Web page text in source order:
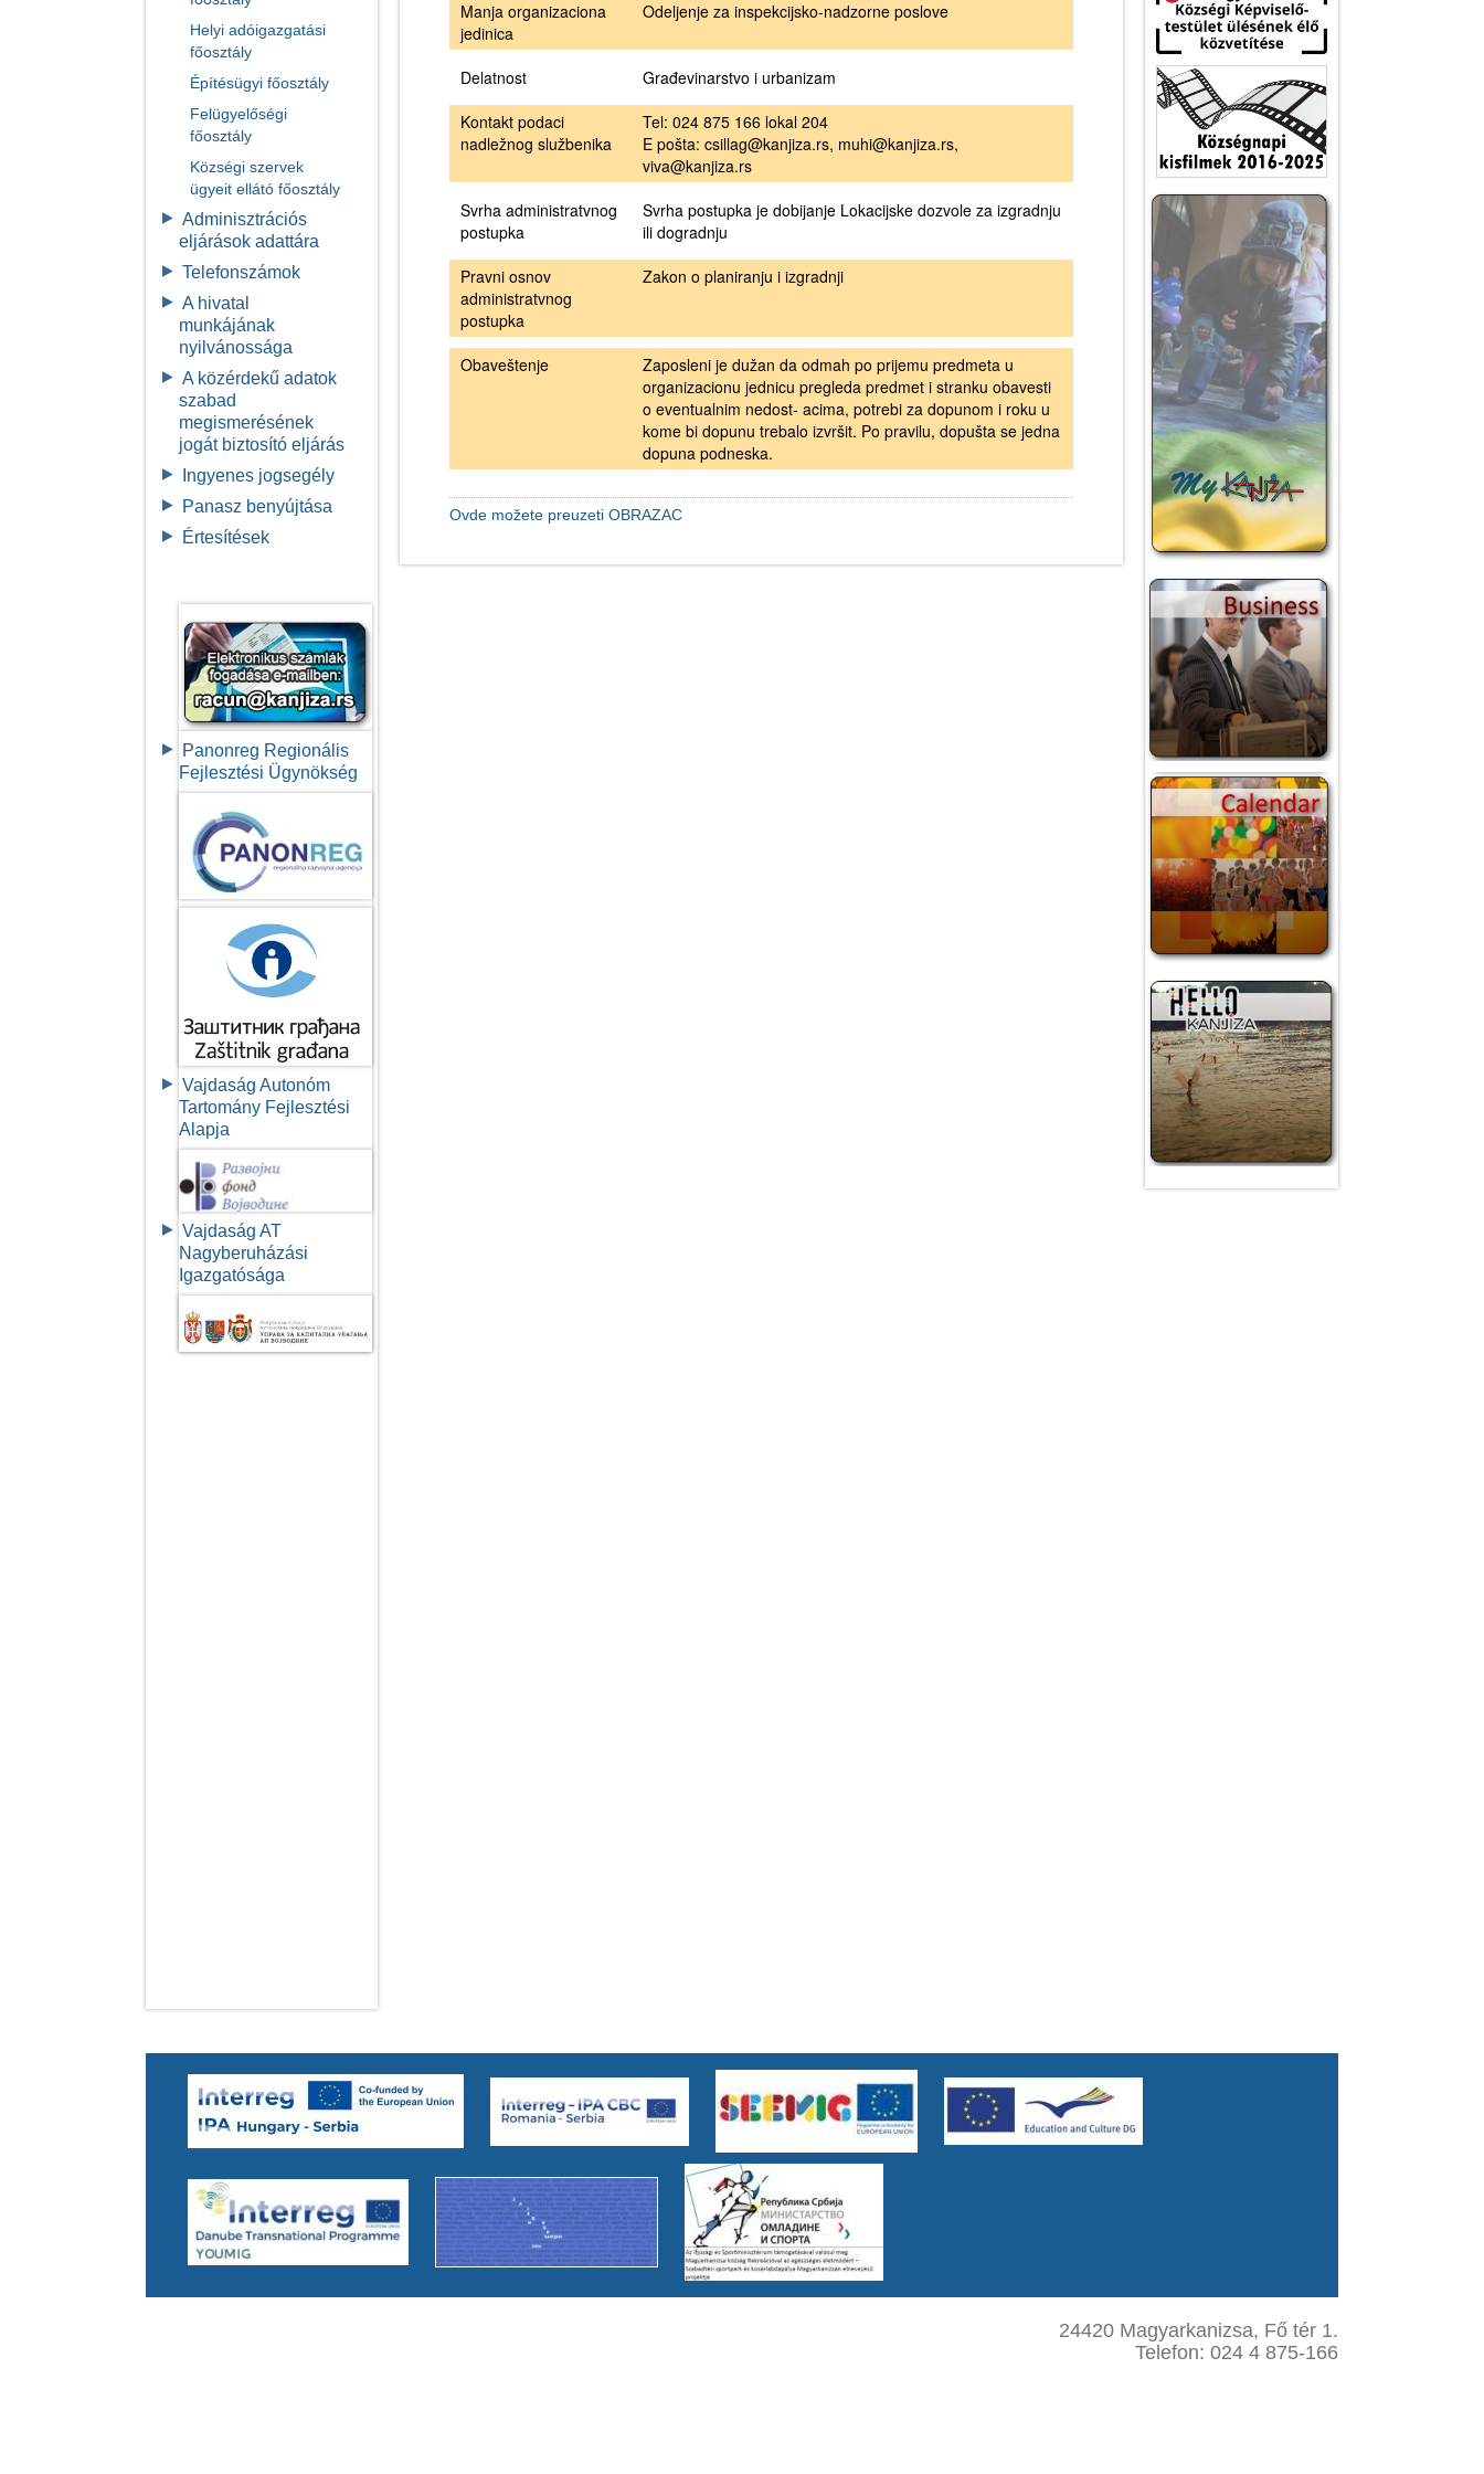
Helyi adóigazgatási
főosztály
Építésügyi főosztály
Felügyelőségi
főosztály
Községi szervek
ügyeit ellátó főosztály
Adminisztrációs
eljárások adattára
Telefonszámok
A hivatal
munkájának
nyilvánossága
A közérdekű adatok
szabad
megismerésének
jogát biztosító eljárás
Ingyenes jogsegély
Panasz benyújtása
Értesítések
Panonreg Regionális
Fejlesztési Ügynökség
Vajdaság Autonóm
Tartomány Fejlesztési
Alapja
Vajdaság AT
Nagyberuházási
Igazgatósága
Manja organizaciona
jedinica
Odeljenje za inspekcijsko-nadzorne poslove
Delatnost
Građevinarstvo i urbanizam
Kontakt podaci
nadležnog službenika
Tel: 024 875 166 lokal 204
E pošta: csillag@kanjiza.rs, muhi@kanjiza.rs,
viva@kanjiza.rs
Svrha administratvnog
postupka
Svrha postupka je dobijanje Lokacijske dozvole za izgradnju
ili dogradnju
Pravni osnov
administratvnog
postupka
Zakon o planiranju i izgradnji
Obaveštenje
Zaposleni je dužan da odmah po prijemu predmeta u
organizacionu jednicu pregleda predmet i stranku obavesti
o eventualnim nedost- acima, potrebi za dopunom i roku u
kome bi dopunu trebalo izvršit. Po pravilu, dopušta se jedna
dopuna podneska.
Ovde možete preuzeti OBRAZAC
24420 Magyarkanizsa, Fő tér 1.
Telefon: 024 4 875-166